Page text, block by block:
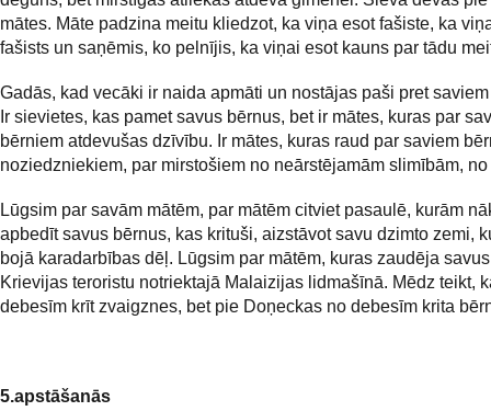
mātes. Māte padzina meitu kliedzot, ka viņa esot fašiste, ka
fašists un saņēmis, ko pelnījis, ka viņai esot kauns par tādu
Gadās, kad vecāki ir naida apmāti un nostājas paši pret
Ir sievietes, kas pamet savus bērnus, bet ir mātes, kuras par
bērniem atdevušas dzīvību. Ir mātes, kuras raud par saviem
noziedzniekiem, par mirstošiem no neārstējamām slimībām,
Lūgsim par savām mātēm, par mātēm citviet pasaulē, kurām
apbedīt savus bērnus, kas krituši, aizstāvot savu dzimto zemi,
bojā karadarbības dēļ. Lūgsim par mātēm, kuras zaudēja
Krievijas teroristu notriektajā Malaizijas lidmašīnā. Mēdz teikt,
debesīm krīt zvaigznes, bet pie Doņeckas no debesīm krita
5.apstāšanās